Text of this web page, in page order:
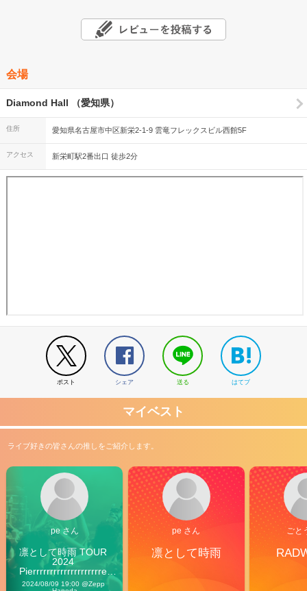
会場
Diamond Hall （愛知県）
住所 愛知県名古屋市中区新栄2-1-9 雲竜フレックスビル西館5F
アクセス 新栄町駅2番出口 徒歩2分
ポスト シェア 送る はてブ
マイベスト
ライブ好きの皆さんの推しをご紹介します。
pe さん
凛として時雨 TOUR
2024
Pierrrrrrrrrrrrrrrrrrrre
Vibes
2024/08/09 19:00 @Zepp
pe さん
凛として時雨
ごと